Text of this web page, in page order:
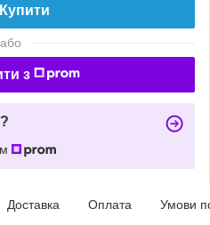
Купити
або
з
Доставка Оплата Умови